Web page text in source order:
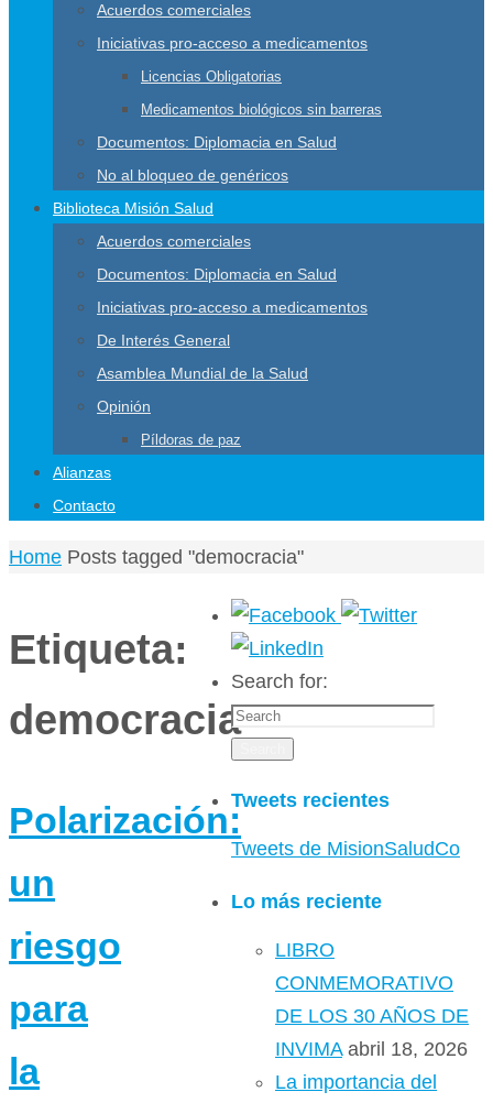
Acuerdos comerciales
Iniciativas pro-acceso a medicamentos
Licencias Obligatorias
Medicamentos biológicos sin barreras
Documentos: Diplomacia en Salud
No al bloqueo de genéricos
Biblioteca Misión Salud
Acuerdos comerciales
Documentos: Diplomacia en Salud
Iniciativas pro-acceso a medicamentos
De Interés General
Asamblea Mundial de la Salud
Opinión
Píldoras de paz
Alianzas
Contacto
Home Posts tagged "democracia"
Etiqueta:
democracia
Polarización:
un
riesgo
para
la
Search for:
Tweets recientes
Tweets de MisionSaludCo
Lo más reciente
LIBRO
CONMEMORATIVO
DE LOS 30 AÑOS DE
INVIMA abril 18, 2026
La importancia del